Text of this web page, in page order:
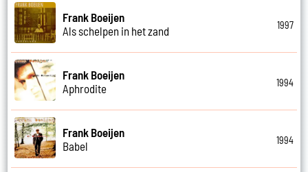
Frank Boeijen
Als schelpen in het zand
1997
Frank Boeijen
Aphrodite
1994
Frank Boeijen
Babel
1994